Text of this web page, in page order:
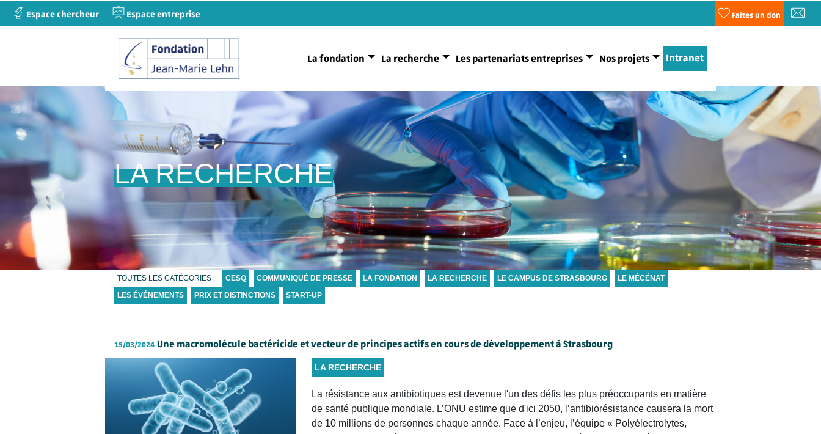
Espace chercheur Espace entreprise Faites un don
La fondation La recherche Les partenariats entreprises Nos projets Intranet
LA RECHERCHE
TOUTES LES CATÉGORIES : CESQ COMMUNIQUÉ DE PRESSE LA FONDATION LA RECHERCHE LE CAMPUS DE STRASBOURG
LE MÉCÉNAT
LES ÉVÉNEMENTS
PRIX ET DISTINCTIONS START-UP
15/03/2024 Une macromolécule bactéricide et vecteur de principes actifs en cours de développement à Strasbourg
LA RECHERCHE
La résistance aux antibiotiques est devenue l'un des défis les plus préoccupants en matière
de santé publique mondiale. L’ONU estime que d'ici 2050, l’antibiorésistance causera la mort
de 10 millions de personnes chaque année. Face à l’enjeu, l’équipe « Polyélectrolytes,